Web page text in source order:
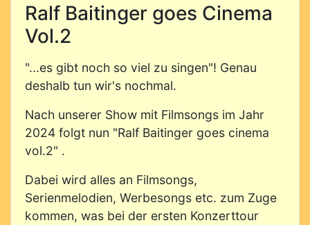
Ralf Baitinger goes Cinema
Vol.2
"...es gibt noch so viel zu singen"! Genau
deshalb tun wir's nochmal.
Nach unserer Show mit Filmsongs im Jahr
2024 folgt nun "Ralf Baitinger goes cinema
vol.2" .
Dabei wird alles an Filmsongs,
Serienmelodien, Werbesongs etc. zum Zuge
kommen, was bei der ersten Konzerttour